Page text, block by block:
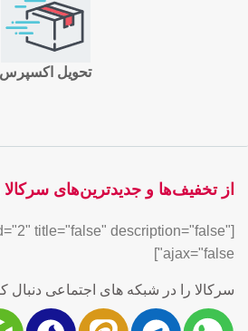
تحویل اکسپرس
از تخفیف‌ها و جدیدترین‌های سرکالا
title="false" description="false"
ajax="false"]
سرکالا را در شبکه های اجتماعی دنبال